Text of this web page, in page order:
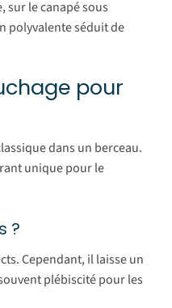
sur le canapé sous
polyvalente séduit de
pour
dans un berceau.
unique pour le
?
Cependant, il laisse un
plébiscité pour les